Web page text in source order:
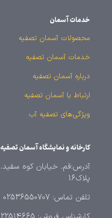
خدمات آسمان
محصولات آسمان تصفیه
خدمات آسمان تصفیه
درباره آسمان تصفیه
ارتباط با آسمان تصفیه
ویژگی‌های تصفیه آب
کارخانه و نمایشگاه آسمان تصفیه
پلاک16
تلفن تماس: 02536550707 - 02536550808